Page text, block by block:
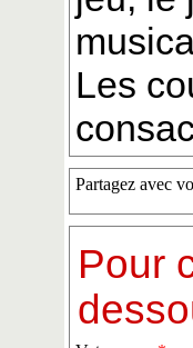
Les
Partagez avec
Pour